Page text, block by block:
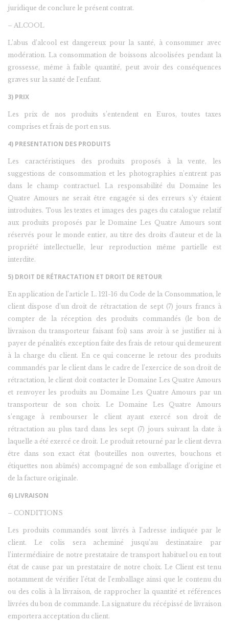
juridique de conclure le présent contrat.
– ALCOOL
L’abus d’alcool est dangereux pour la santé, à consommer avec
modération. La consommation de boissons alcoolisées pendant la
grossesse, même à faible quantité, peut avoir des conséquences
graves sur la santé de l’enfant.
3) PRIX
Les prix de nos produits s’entendent en Euros, toutes taxes
comprises et frais de port en sus.
4) PRESENTATION DES PRODUITS
Les caractéristiques des produits proposés à la vente, les
suggestions de consommation et les photographies n’entrent pas
dans le champ contractuel. La responsabilité du Domaine les
Quatre Amours ne serait être engagée si des erreurs s’y étaient
introduites. Tous les textes et images des pages du catalogue relatif
aux produits proposés par le Domaine Les Quatre Amours sont
réservés pour le monde entier, au titre des droits d’auteur et de la
propriété intellectuelle, leur reproduction même partielle est
interdite.
5) DROIT DE RÉTRACTATION ET DROIT DE RETOUR
En application de l’article L. 121-16 du Code de la Consommation, le
client dispose d’un droit de rétractation de sept (7) jours francs à
compter de la réception des produits commandés (le bon de
livraison du transporteur faisant foi) sans avoir à se justifier ni à
payer de pénalités exception faite des frais de retour qui demeurent
à la charge du client. En ce qui concerne le retour des produits
commandés par le client dans le cadre de l’exercice de son droit de
rétractation, le client doit contacter le Domaine Les Quatre Amours
et renvoyer les produits au Domaine Les Quatre Amours par un
transporteur de son choix. Le Domaine Les Quatre Amours
s’engage à rembourser le client ayant exercé son droit de
rétractation au plus tard dans les sept (7) jours suivant la date à
laquelle a été exercé ce droit. Le produit retourné par le client devra
être dans son exact état (bouteilles non ouvertes, bouchons et
étiquettes non abîmés) accompagné de son emballage d’origine et
de la facture originale.
6) LIVRAISON
– CONDITIONS
Les produits commandés sont livrés à l’adresse indiquée par le
client. Le colis sera acheminé jusqu’au destinataire par
l’intermédiaire de notre prestataire de transport habituel ou en tout
état de cause par un prestataire de notre choix. Le Client est tenu
notamment de vérifier l’état de l’emballage ainsi que le contenu du
ou des colis à la livraison, de rapprocher la quantité et références
livrées du bon de commande. La signature du récépissé de livraison
emportera acceptation du client.